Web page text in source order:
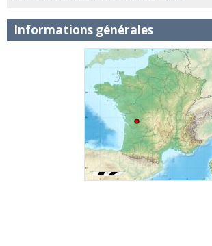
Informations générales